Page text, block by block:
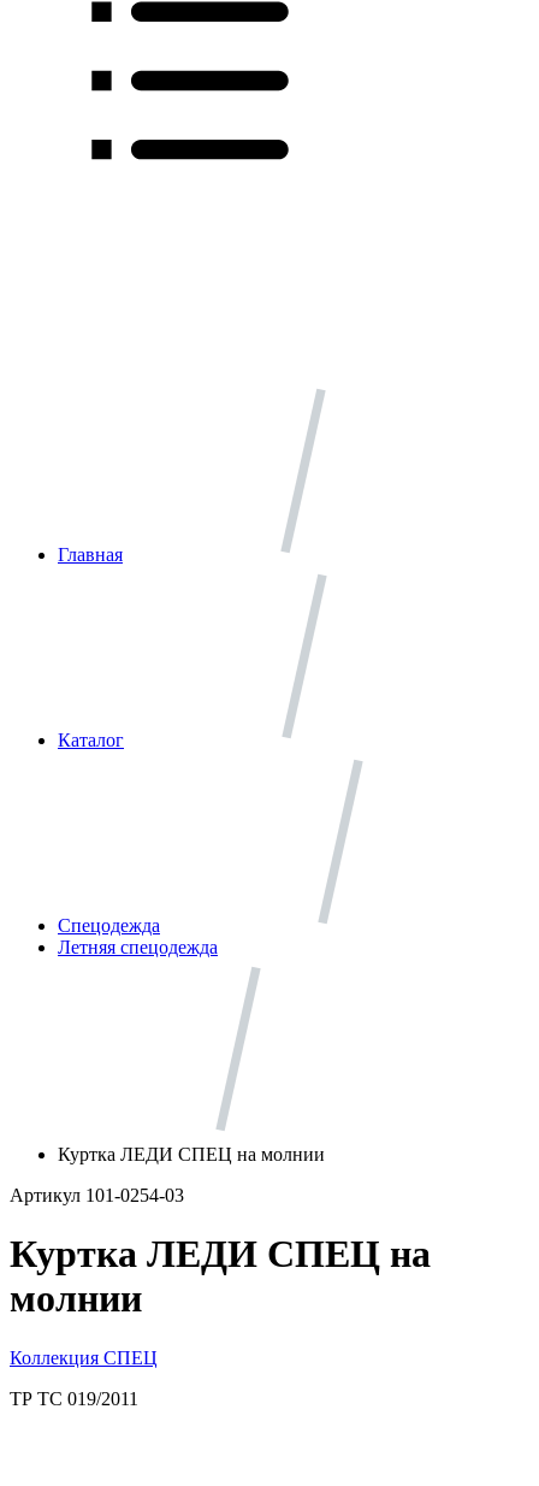
Главная
Каталог
Спецодежда
Летняя спецодежда
Куртка ЛЕДИ СПЕЦ на молнии
Артикул 101-0254-03
Куртка ЛЕДИ СПЕЦ на
молнии
Коллекция СПЕЦ
ТР ТС 019/2011